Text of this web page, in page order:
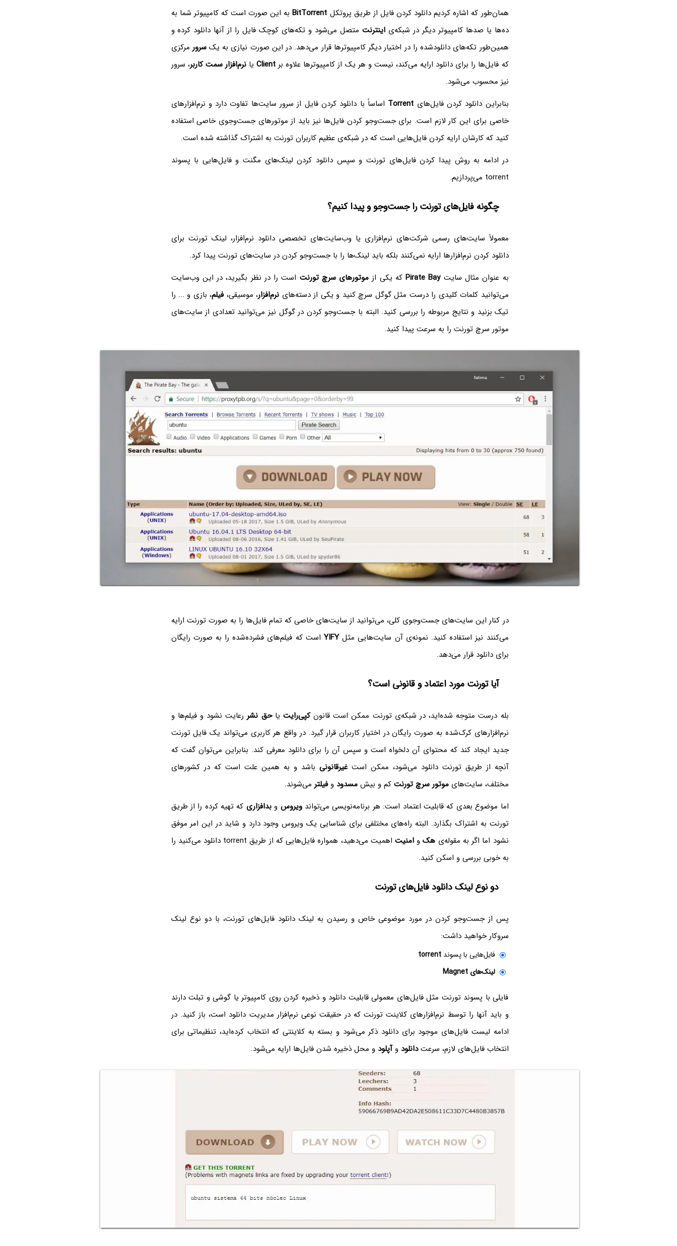
همان‌طور که اشاره کردیم دانلود کردن فایل از طریق پروتکل BitTorrentبه این صورت است که کامپیوتر شما به
ده‌ها یا صدها کامپیوتر دیگر در شبکه‌یاینترنت متصل می‌شود و تکه‌های کوچک فایل را از آنها دانلود کرده و
همین‌طور تکه‌های دانلودشده را در اختیار دیگر کامپیوترها قرار می‌دهد. در این صورت نیازی به یکسرورمرکزی
که فایل‌ها را برای دانلود ارایه می‌کند، نیست و هر یک از کامپیوترها علاوه بر Clientیانرم‌افزار سمت کاربر، سرور
نیز محسوب می‌شود.
بنابراین دانلود کردن فایل‌های Torrent اساساً با دانلود کردن فایل از سرور سایت‌ها تفاوت دارد و نرم‌افزارهای
خاصی برای این کار لازم است. برای جست‌وجو کردن فایل‌ها نیز باید از موتورهای جست‌وجوی خاصی استفاده
کنید که کارشان ارایه کردن فایل‌هایی است که در شبکه‌ی عظیم کاربران تورنت به اشتراک گذاشته شده است.
در ادامه به روش پیدا کردن فایل‌های تورنت و سپس دانلود کردن لینک‌های مگنت و فایل‌هایی با پسوند
torrent می‌پردازیم.
چگونه فایل‌های تورنت را جست‌وجو و پیدا کنیم؟
معمولاً سایت‌های رسمی شرکت‌های نرم‌افزاری یا وب‌سایت‌های تخصصی دانلود نرم‌افزار، لینک تورنت برای
دانلود کردن نرم‌افزارها ارایه نمی‌کنند بلکه باید لینک‌ها را با جست‌وجو کردن در سایت‌های تورنت پیدا کرد.
به عنوان مثال سایتPirate Bayکه یکی از موتورهای سرچ تورنت است را در نظر بگیرید، در این وب‌سایت
می‌توانید کلمات کلیدی را درست مثل گوگل سرچ کنید و یکی از دسته‌های نرم‌افزار، موسیقی،فیلم، بازی و ... را
تیک بزنید و نتایج مربوطه را بررسی کنید. البته با جست‌وجو کردن در گوگل نیز می‌توانید تعدادی از سایت‌های
موتور سرچ تورنت را به سرعت پیدا کنید.
در کنار این سایت‌های جست‌وجوی کلی، می‌توانید از سایت‌های خاصی که تمام فایل‌ها را به صورت تورنت ارایه
می‌کنند نیز استفاده کنید. نمونه‌ی آن سایت‌هایی مثلYIFY‌ است که فیلم‌های فشرده‌شده را به صورت رایگان
برای دانلود قرار می‌دهد.
آیا تورنت مورد اعتماد و قانونی است؟
بله درست متوجه شده‌اید، در شبکه‌ی تورنت ممکن است قانونکپی‌رایت یاحق نشر رعایت نشود و فیلم‌ها و
نرم‌افزارهای کرک‌شده به صورت رایگان در اختیار کاربران قرار گیرد. در واقع هر کاربری می‌تواند یک فایل تورنت
جدید ایجاد کند که محتوای آن دلخواه است و سپس آن را برای دانلود معرفی کند. بنابراین می‌توان گفت که
آنچه از طریق تورنت دانلود می‌شود، ممکن استغیرقانونی باشد و به همین علت است که در کشورهای
مختلف، سایت‌هایموتور سرچ تورنت کم و بیشمسدود وفیلتر می‌شوند.
اما موضوع بعدی که قابلیت اعتماد است: هر برنامه‌نویسی می‌تواندویروس وبدافزاری که تهیه کرده را از طریق
تورنت به اشتراک بگذارد. البته راه‌های مختلفی برای شناسایی یک ویروس وجود دارد و شاید در این امر موفق
نشود اما اگر به مقوله‌ی هکوامنیت
اهمیت می‌دهید، همواره فایل‌هایی که از طریق torrent دانلود می‌کنید را
به خوبی بررسی و اسکن کنید.
دو نوع لینک دانلود فایل‌های تورنت
پس از جست‌وجو کردن در مورد موضوعی خاص و رسیدن به لینک دانلود فایل‌های تورنت، با دو نوع لینک
سروکار خواهید داشت:
فایل‌هایی با پسوندtorrent
لینک‌های Magnet
فایلی با پسوند تورنت مثل فایل‌های معمولی قابلیت دانلود و ذخیره کردن روی کامپیوتر یا گوشی و تبلت دارند
و باید آنها را توسط نرم‌افزارهای کلاینت تورنت که در حقیقت نوعی نرم‌افزار مدیریت دانلود است، باز کنید. در
ادامه لیست فایل‌های موجود برای دانلود ذکر می‌شود و بسته به کلاینتی که انتخاب کرده‌اید، تنظیماتی برای
انتخاب فایل‌های لازم، سرعتدانلود وآپلود و محل ذخیره شدن فایل‌ها ارایه می‌شود.